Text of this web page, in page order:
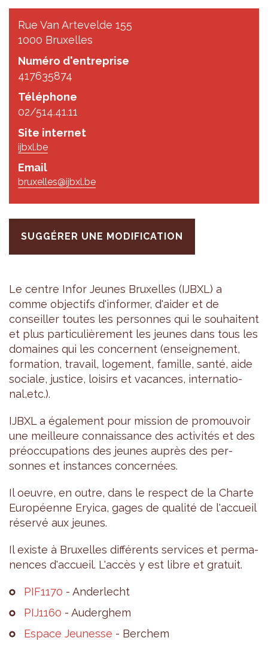
Rue Van Artevelde 155
1000 Bruxelles
Numéro d'entreprise
417635874
Téléphone
02/514.41.11
Site internet
ijbxl.be
Email
bruxelles@ijbxl.be
SUGGÉRER UNE MODIFICATION
Le centre Infor Jeunes Bruxelles (IJBXL) a
comme objec­tifs d'in­for­mer, d'ai­der et de
conseiller toutes les per­sonnes qui le sou­haitent
et plus par­ti­cu­liè­re­ment les jeunes dans tous les
domaines qui les concernent (ensei­gne­ment,
for­ma­tion, tra­vail, loge­ment, famille, santé, aide
sociale, jus­tice, loi­sirs et vacances, inter­na­tio­
nal,etc.).
IJBXL a éga­le­ment pour mis­sion de pro­mou­voir
une meilleure connais­sance des acti­vi­tés et des
pré­oc­cu­pa­tions des jeunes auprès des per­
sonnes et ins­tances concer­nées.
Il oeuvre, en outre, dans le res­pect de la Charte
Euro­péenne Eryica, gages de qua­lité de l'ac­cueil
réservé aux jeunes.
Il existe à Bruxelles dif­fé­rents ser­vices et per­ma­
nences d'ac­cueil. L'ac­cès y est libre et gra­tuit.
PIF1170 - Ander­lecht
PIJ1160 - Auder­ghem
Espace Jeu­nesse - Ber­chem